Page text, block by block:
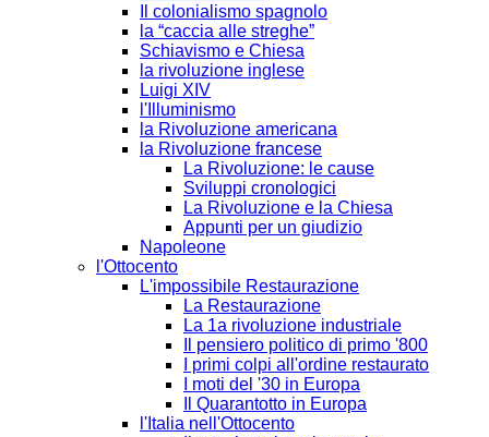
Il colonialismo spagnolo
la “caccia alle streghe”
Schiavismo e Chiesa
la rivoluzione inglese
Luigi XIV
l'Illuminismo
la Rivoluzione americana
la Rivoluzione francese
La Rivoluzione: le cause
Sviluppi cronologici
La Rivoluzione e la Chiesa
Appunti per un giudizio
Napoleone
l'Ottocento
L'impossibile Restaurazione
La Restaurazione
La 1a rivoluzione industriale
Il pensiero politico di primo '800
I primi colpi all'ordine restaurato
I moti del '30 in Europa
Il Quarantotto in Europa
l'Italia nell'Ottocento